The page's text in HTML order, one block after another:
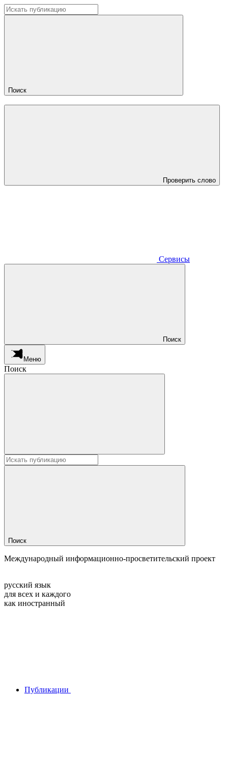
Поиск
Проверить слово
Сервисы
Поиск
Меню
Поиск
Поиск
Международный информационно-просветительский проект
русский язык
для всех и каждого
как иностранный
Публикации